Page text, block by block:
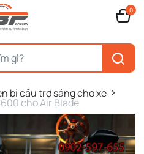
0
bi cầu trợ sáng cho xe
cho Air Blade